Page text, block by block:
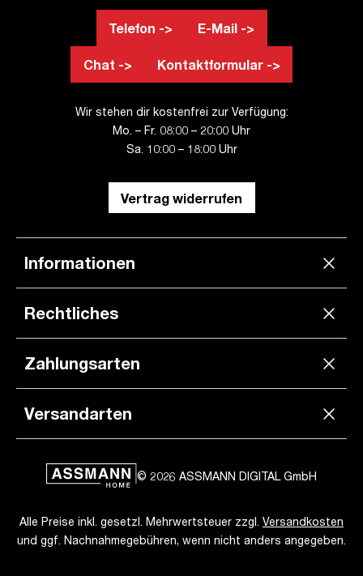
Telefon -> E-Mail ->
Chat -> Kontaktformular ->
Wir stehen dir kostenfrei zur Verfügung:
Mo. – Fr. 08:00 – 20:00 Uhr
Sa. 10:00 – 18:00 Uhr
Vertrag widerrufen
Informationen
Rechtliches
Zahlungsarten
Versandarten
© 2026 ASSMANN DIGITAL GmbH
Alle Preise inkl. gesetzl. Mehrwertsteuer zzgl. Versandkosten
und ggf. Nachnahmegebühren, wenn nicht anders angegeben.